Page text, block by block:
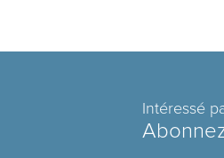
Intéressé